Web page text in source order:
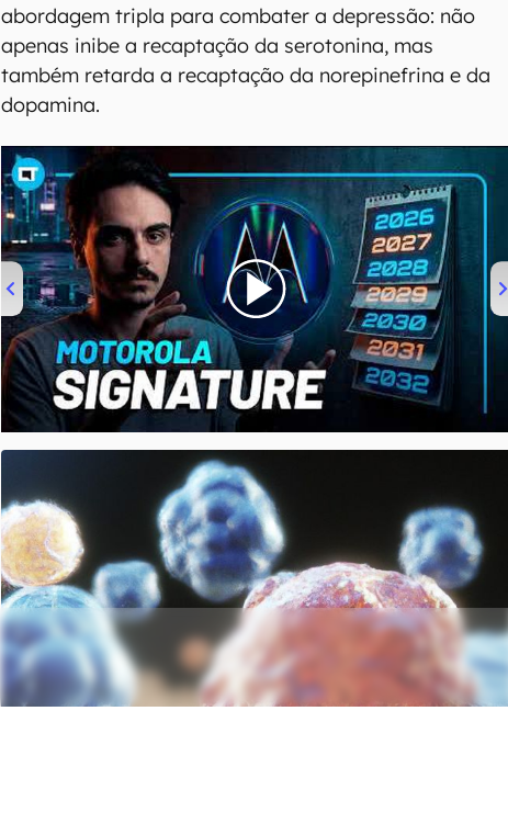
abordagem tripla para combater a depressão: não
apenas inibe a recaptação da serotonina, mas
também retarda a recaptação da norepinefrina e da
dopamina.
00:00 20:46